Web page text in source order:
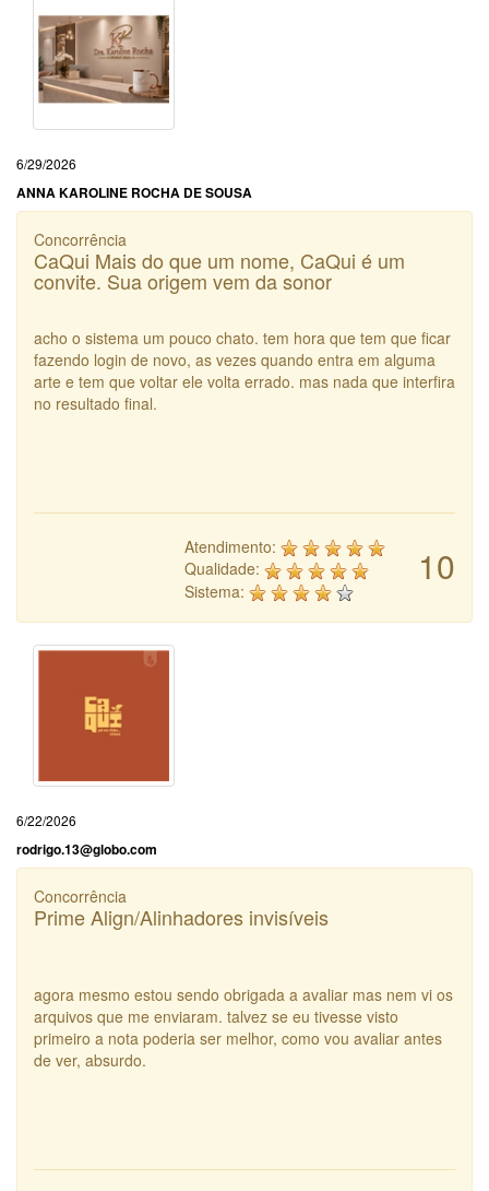
6/29/2026
ANNA KAROLINE ROCHA DE SOUSA
Concorrência
CaQui Mais do que um nome, CaQui é um
convite. Sua origem vem da sonor
acho o sistema um pouco chato. tem hora que tem que ficar
fazendo login de novo, as vezes quando entra em alguma
arte e tem que voltar ele volta errado. mas nada que interfira
no resultado final.
10
Atendimento:
Qualidade:
Sistema:
6/22/2026
rodrigo.13@globo.com
Concorrência
Prime Align/Alinhadores invisíveis
agora mesmo estou sendo obrigada a avaliar mas nem vi os
arquivos que me enviaram. talvez se eu tivesse visto
primeiro a nota poderia ser melhor, como vou avaliar antes
de ver, absurdo.